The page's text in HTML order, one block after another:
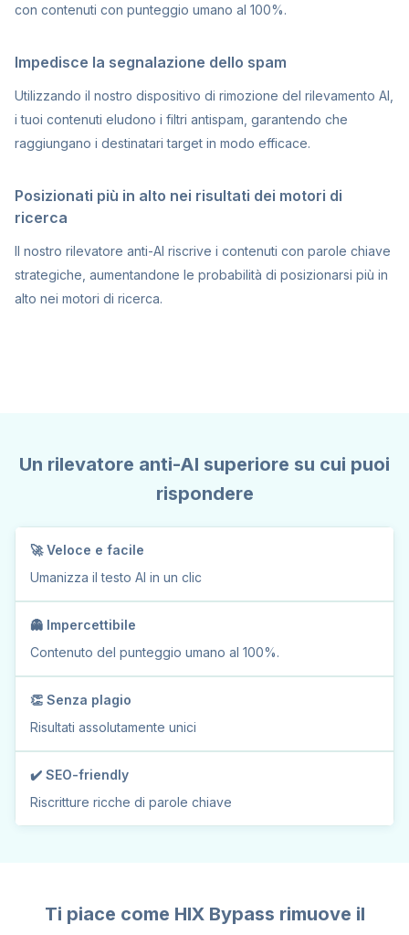
con contenuti con punteggio umano al 100%.
Impedisce la segnalazione dello spam
Utilizzando il nostro dispositivo di rimozione del rilevamento AI,
i tuoi contenuti eludono i filtri antispam, garantendo che
raggiungano i destinatari target in modo efficace.
Posizionati più in alto nei risultati dei motori di
ricerca
Il nostro rilevatore anti-AI riscrive i contenuti con parole chiave
strategiche, aumentandone le probabilità di posizionarsi più in
alto nei motori di ricerca.
Un rilevatore anti-AI superiore su cui puoi
rispondere
🚀 Veloce e facile
Umanizza il testo AI in un clic
👻 Impercettibile
Contenuto del punteggio umano al 100%.
👏 Senza plagio
Risultati assolutamente unici
✔️ SEO-friendly
Riscritture ricche di parole chiave
Ti piace come HIX Bypass rimuove il